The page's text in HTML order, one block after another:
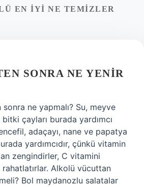
EN IYI NE TEMIZLER
SONRA NE YENIR
ne yapmalı? Su, meyve
çayları burada yardımcı
adaçayı, nane ve papatya
yardımcıdır, çünkü vitamin
zengindirler, C vitamini
Alkolü vücuttan
Bol maydanozlu salatalar